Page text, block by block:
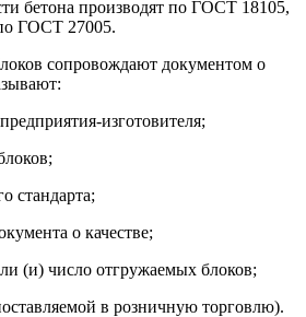
бетона производят по ГОСТ 18105,
ГОСТ 27005.
сопровождают документом о
изготовителя;
стандарта;
о качестве;
(и) число отгружаемых блоков;
в розничную торговлю).